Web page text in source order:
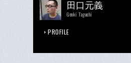
田口元義
Genki Taguchi
PROFILE